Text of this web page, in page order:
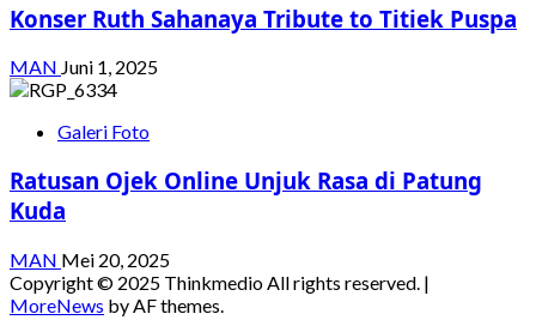
Konser Ruth Sahanaya Tribute to Titiek Puspa
MAN Juni 1, 2025
Galeri Foto
Ratusan Ojek Online Unjuk Rasa di Patung
Kuda
MAN Mei 20, 2025
Copyright © 2025 Thinkmedio All rights reserved. |
MoreNews by AF themes.